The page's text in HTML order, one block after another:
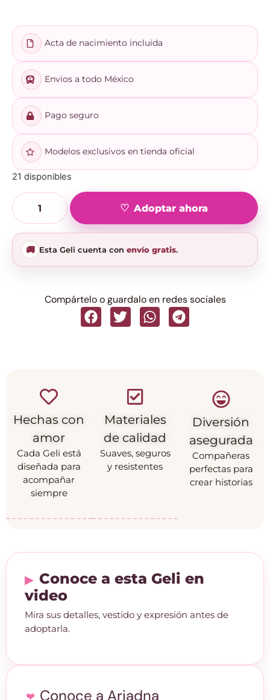
Acta de nacimiento incluida
Envios a todo México
Pago seguro
Modelos exclusivos en tienda oficial
21 disponibles
Adoptar ahora
🚚 Esta Geli cuenta con envío gratis.
Compártelo o guardalo en redes sociales
Hechas con
amor
Cada Geli está
diseñada para
acompañar
siempre
Materiales
de calidad
Suaves, seguros
y resistentes
Diversión
asegurada
Compañeras
perfectas para
crear historias
Conoce a esta Geli en
video
Mira sus detalles, vestido y expresión antes de
adoptarla.
Conoce a Ariadna